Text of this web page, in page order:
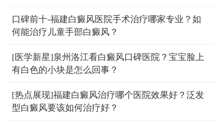
口碑前十-福建白癜风医院手术治疗哪家专业？如
何能治疗儿童手部白癜风？
[医学新星]泉州洛江看白癜风口碑医院？宝宝脸上
有白色的小块是怎么回事？
[热点展现]福建白癜风治疗哪个医院效果好？泛发
型白癜风要该如何治疗好？